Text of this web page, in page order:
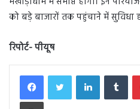
को बड़े बाजारों तक पहुंचाने में सुविधा
रिपोर्ट- पीयूष
LinkedIn
Print